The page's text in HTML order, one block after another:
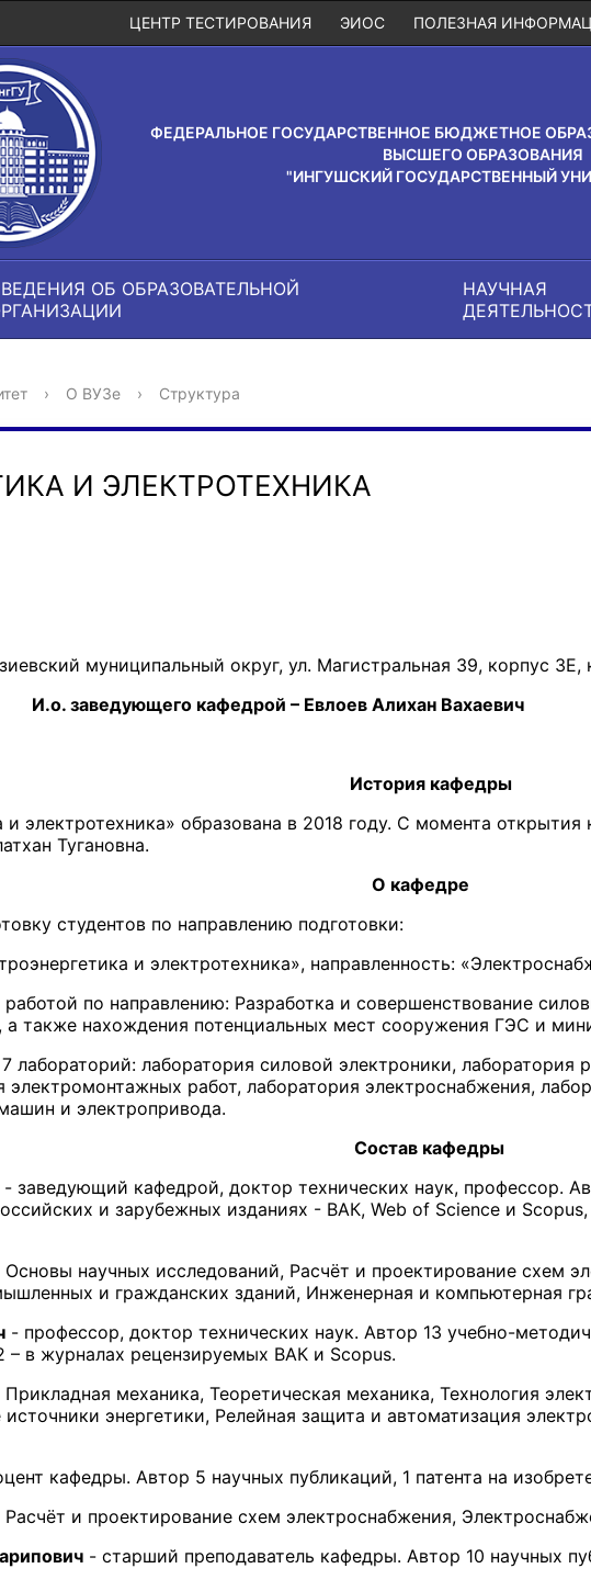
ПОЛЕЗНАЯ
ЭИОС
ЦЕНТР ТЕСТИРОВАНИЯ
ФЕДЕРАЛЬНОЕ ГОСУДАРСТВЕННОЕ БЮДЖЕТНОЕ
ВЫСШЕГО ОБРАЗОВАНИЯ
"ИНГУШСКИЙ ГОСУДАРСТВЕННЫЙ
ОБ ОБРАЗОВАТЕЛЬНОЙ
НАУЧНАЯ
› О ВУЗе › Структура
И ЭЛЕКТРОТЕХНИКА
муниципальный округ, ул. Магистральная 39, корпус 3Е,
И.о. заведующего кафедрой – Евлоев Алихан Вахаевич
История кафедры
электротехника» образована в 2018 году. С момента открытия
Тугановна.
О кафедре
студентов по направлению подготовки:
и электротехника», направленность:
по направлению: Разработка и совершенствование
а также нахождения потенциальных мест сооружения ГЭС и
лабораторий: лаборатория силовой электроники, лаборатория
электромонтажных работ, лаборатория электроснабжения,
и электропривода.
Состав кафедры
- заведующий кафедрой, доктор технических наук, профессор.
и зарубежных изданиях - ВАК, Web of Science и Scopus,
научных исследований, Расчёт и проектирование схем
и гражданских зданий, Инженерная и компьютерная
- профессор, доктор технических наук. Автор 13 учебно-
– в журналах рецензируемых ВАК и Scopus.
механика, Теоретическая механика, Технология
энергетики, Релейная защита и автоматизация
кафедры. Автор 5 научных публикаций, 1 патента на
и проектирование схем электроснабжения,
- старший преподаватель кафедры. Автор 10 научных